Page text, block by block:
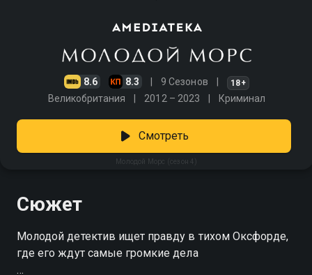
8.6 8.3 9 Сезонов 18+
Великобритания 2012 – 2023 Криминал
Молодой Морс (сезон 4)
Смотреть
Сюжет
Молодой детектив ищет правду в тихом Оксфорде,
где его ждут самые громкие дела